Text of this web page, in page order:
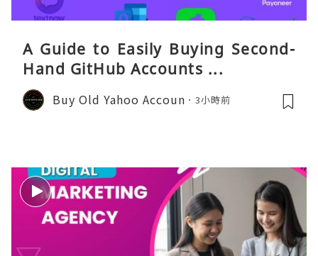
A Guide to Easily Buying Second-
Hand GitHub Accounts ...
Buy Old Yahoo Accoun 3小時前